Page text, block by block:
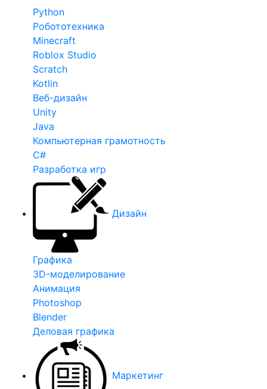
Python
Робототехника
Minecraft
Roblox Studio
Scratch
Kotlin
Веб-дизайн
Unity
Java
Компьютерная грамотность
C#
Разработка игр
Дизайн
Графика
3D-моделирование
Анимация
Photoshop
Blender
Деловая графика
Маркетинг